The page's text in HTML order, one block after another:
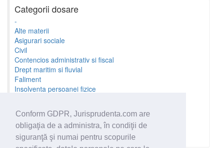
Conform GDPR, Jurisprudenta.com are
obligaţia de a administra, în condiţii de
siguranţă şi numai pentru scopurile
Categorii dosare
-
Alte materii
Asigurari sociale
Civil
Contencios administrativ si fiscal
Drept maritim si fluvial
Faliment
Insolventa persoanei fizice
Minori si familie
Penal
Proprietate Intelectuala